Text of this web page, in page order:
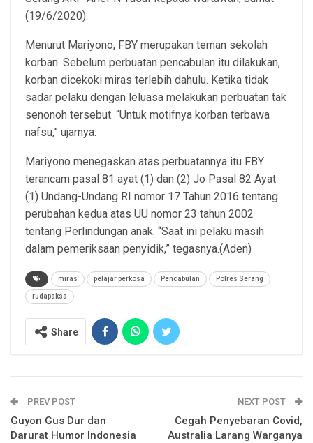
(19/6/2020).
Menurut Mariyono, FBY merupakan teman sekolah
korban. Sebelum perbuatan pencabulan itu dilakukan,
korban dicekoki miras terlebih dahulu. Ketika tidak
sadar pelaku dengan leluasa melakukan perbuatan tak
senonoh tersebut. “Untuk motifnya korban terbawa
nafsu,” ujarnya.
Mariyono menegaskan atas perbuatannya itu FBY
terancam pasal 81 ayat (1) dan (2) Jo Pasal 82 Ayat
(1) Undang-Undang RI nomor 17 Tahun 2016 tentang
perubahan kedua atas UU nomor 23 tahun 2002
tentang Perlindungan anak. “Saat ini pelaku masih
dalam pemeriksaan penyidik,” tegasnya.(Aden)
miras pelajar perkosa Pencabulan Polres Serang
rudapaksa
Share
PREV POST
Guyon Gus Dur dan
Darurat Humor Indonesia
NEXT POST
Cegah Penyebaran Covid,
Australia Larang Warganya